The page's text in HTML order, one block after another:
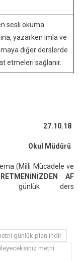
sesli okuma
yazarken imla ve
diğer derslerde
etmeleri sağlanır.
(Milli Mücadele ve
AF
günlük ders
günlük plan indir
metni